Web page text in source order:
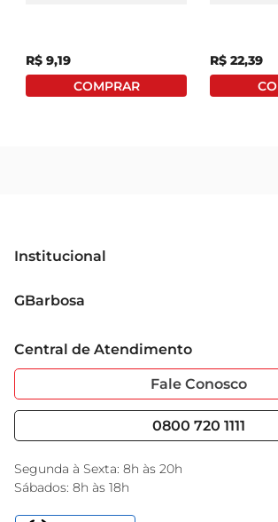
R$ 9,19 R$ 22,39
Institucional
Grupo Cencosud
Sobre Privacidade
Portal do Fornecedo
Nossas Lojas
GBarbosa
Garantia Estendida
Serviços
Black Friday
Encarte do Dia
Central de Atendimento
Fale Conosco
0800 720 1111
Segunda à Sexta: 8h às 20h
Sábados: 8h às 18h